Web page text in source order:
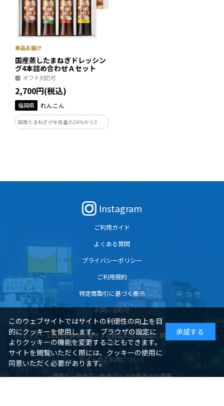
国産蒸したまねぎドレッシン
グ4本詰め合わせＡセット
ギフト対応可
2,700円(税込)
福岡県 れんこん
国産たまねぎが全体量の26％から31％
と、希少な国産ゴマ使用の味様々な4
Instagram
ご利用ガイド
よくある質問
プライバシーポリシー
ご利用規約
特定商取引に基づく表示
お問い合わせ
ジェイアール西日本商事が販売する商品以外の商品に関する販売会社概
要
サイトのご利用について
酒類と一部食品・鉄道グッズの販売会社概要
このウェブサイトではサイトの利便性の向上を目
的にクッキーを使用します。 ブラウザの設定に
よりクッキーの機能を変更することもできます。
サイトを閲覧いただく際には、クッキーの使用に
同意いただく必要があります。
承諾する